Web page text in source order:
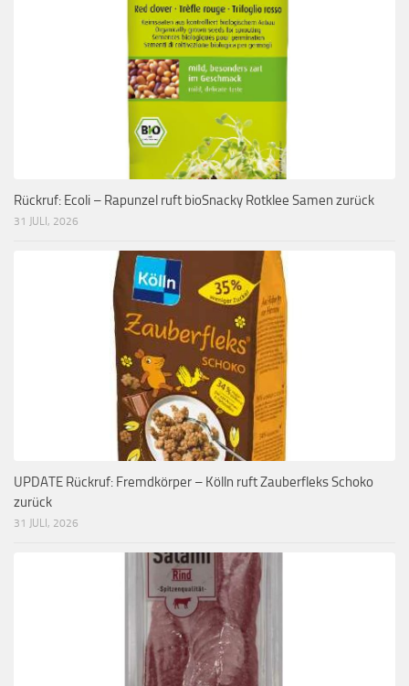
Rückruf: Ecoli – Rapunzel ruft bioSnacky Rotklee Samen zurück
31 JULI, 2026
UPDATE Rückruf: Fremdkörper – Kölln ruft Zauberfleks Schoko
zurück
31 JULI, 2026